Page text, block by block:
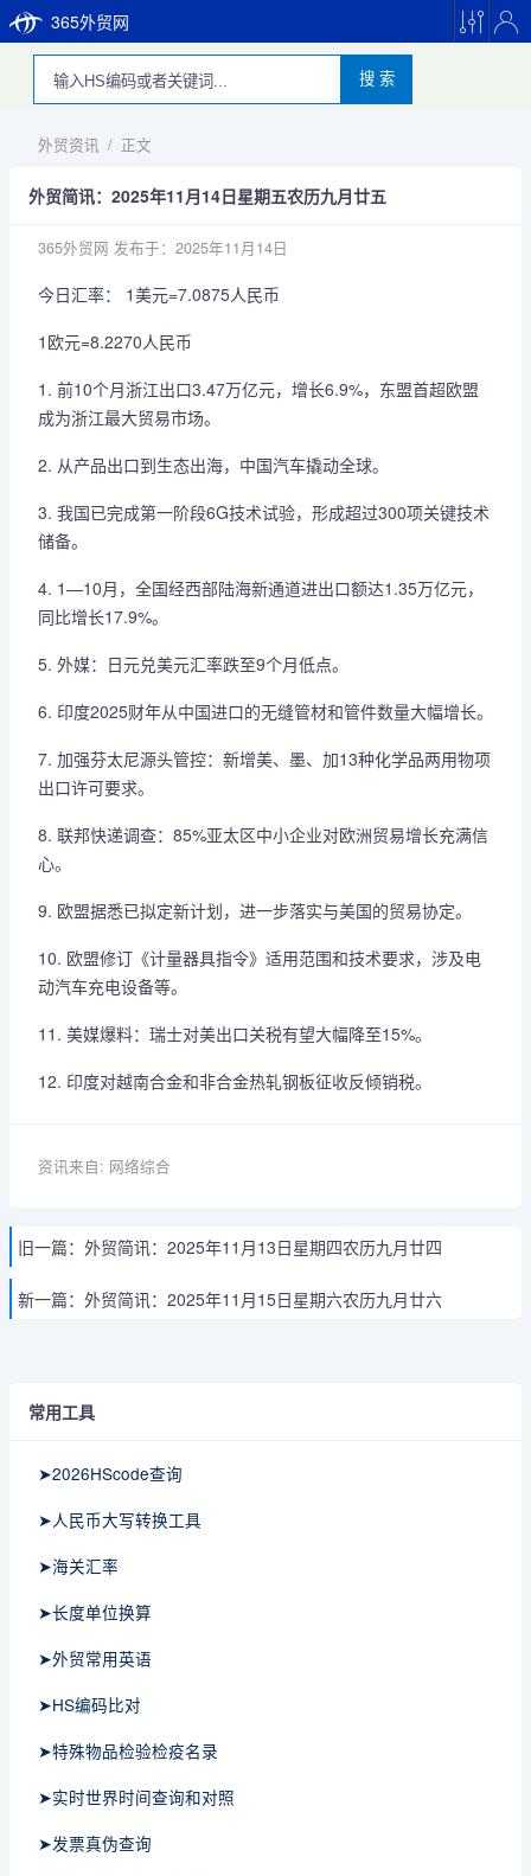
365外贸网
搜 索
外贸资讯 / 正文
外贸简讯：2025年11月14日星期五农历九月廿五
365外贸网 发布于：2025年11月14日
今日汇率： 1美元=7.0875人民币
1欧元=8.2270人民币
1. 前10个月浙江出口3.47万亿元，增长6.9%，东盟首超欧盟
成为浙江最大贸易市场。
2. 从产品出口到生态出海，中国汽车撬动全球。
3. 我国已完成第一阶段6G技术试验，形成超过300项关键技术
储备。
4. 1—10月，全国经西部陆海新通道进出口额达1.35万亿元，
同比增长17.9%。
5. 外媒：日元兑美元汇率跌至9个月低点。
6. 印度2025财年从中国进口的无缝管材和管件数量大幅增长。
7. 加强芬太尼源头管控：新增美、墨、加13种化学品两用物项
出口许可要求。
8. 联邦快递调查：85%亚太区中小企业对欧洲贸易增长充满信
心。
9. 欧盟据悉已拟定新计划，进一步落实与美国的贸易协定。
10. 欧盟修订《计量器具指令》适用范围和技术要求，涉及电
动汽车充电设备等。
11. 美媒爆料：瑞士对美出口关税有望大幅降至15%。
12. 印度对越南合金和非合金热轧钢板征收反倾销税。
资讯来自: 网络综合
旧一篇： 外贸简讯：2025年11月13日星期四农历九月廿四
新一篇： 外贸简讯：2025年11月15日星期六农历九月廿六
常用工具
➤2026HScode查询
➤人民币大写转换工具
➤海关汇率
➤长度单位换算
➤外贸常用英语
➤HS编码比对
➤特殊物品检验检疫名录
➤实时世界时间查询和对照
➤发票真伪查询